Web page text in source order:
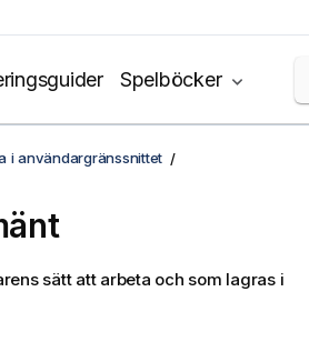
Spelböcker
i användargränssnittet
sätt att arbeta och som lagras i